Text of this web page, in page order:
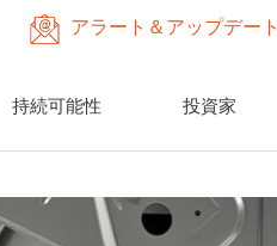
アラート＆アップデート
持続可能性 投資家